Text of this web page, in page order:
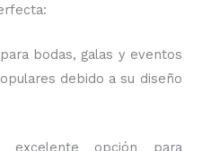
bodas, galas y eventos
debido a su diseño